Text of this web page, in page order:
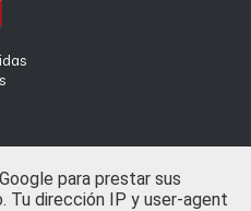
para prestar sus
Tu dirección IP y user-agent